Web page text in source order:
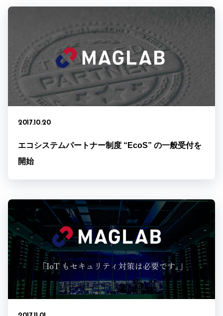
2017.10.20
エコシステムパートナー制度 “EcoS” の一般受付を
開始